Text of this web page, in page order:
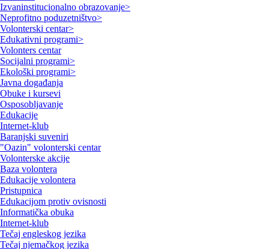
Izvaninstitucionalno obrazovanje>
Neprofitno poduzetništvo>
Volonterski centar>
Edukativni programi>
Volonters centar
Socijalni programi>
Ekološki programi>
Javna događanja
Obuke i kursevi
Osposobljavanje
Edukacije
Internet-klub
Baranjski suveniri
"Oazin" volonterski centar
Volonterske akcije
Baza volontera
Edukacije volontera
Pristupnica
Edukacijom protiv ovisnosti
Informatička obuka
Internet-klub
Tečaj engleskog jezika
Tečaj njemačkog jezika